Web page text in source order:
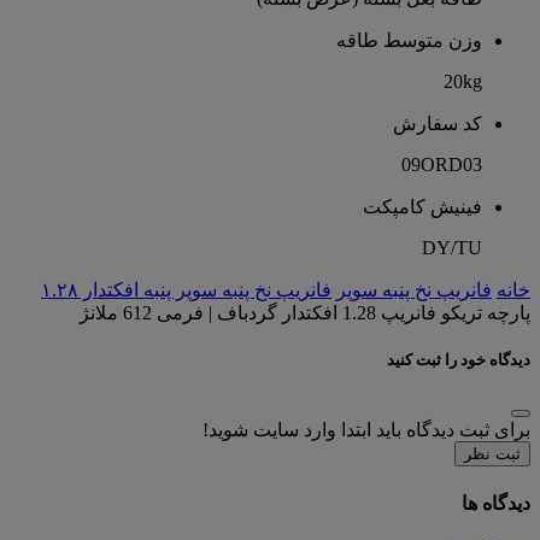
وزن متوسط طاقه
20kg
کد سفارش
09ORD03
فینیش کامپکت
DY/TU
خانه فانریپ نخ پنبه سوپر فانریپ نخ پنبه سوپر پنبه افکتدار ۱.۲۸
پارچه تریکو فانریپ 1.28 افکتدار گردباف | فرمی 612 ملانژ
دیدگاه خود را ثبت کنید
برای ثبت دیدگاه باید ابتدا وارد سایت شوید!
ثبت نظر
دیدگاه ها